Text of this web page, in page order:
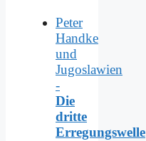
Peter
Handke
und
Jugoslawien
-
Die
dritte
Erregungswelle